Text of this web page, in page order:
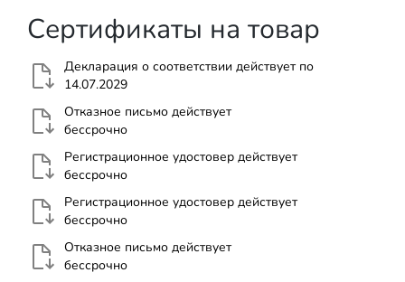
Сертификаты на товар
Декларация о соответствии действует по
14.07.2029
Отказное письмо действует
бессрочно
Регистрационное удостовер действует
бессрочно
Регистрационное удостовер действует
бессрочно
Отказное письмо действует
бессрочно